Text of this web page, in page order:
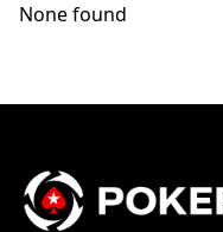
None found